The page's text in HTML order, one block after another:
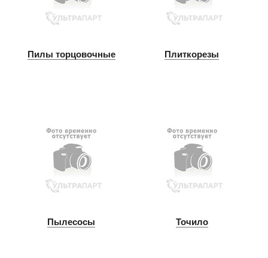
Пилы торцовочные Плиткорезы
Пылесосы Точило